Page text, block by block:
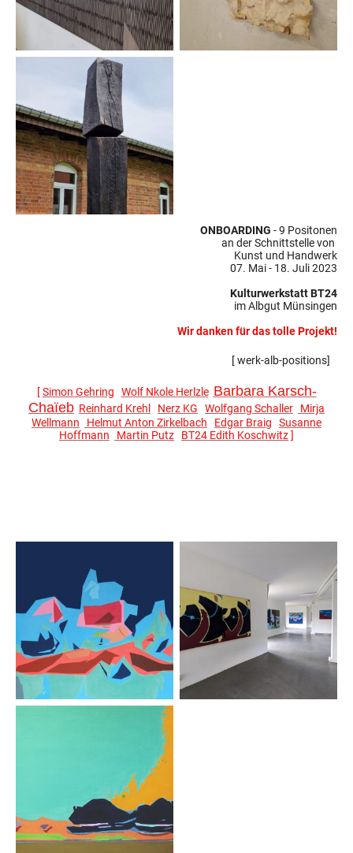
ONBOARDING - 9 Positonen
an der Schnittstelle von
Kunst und Handwerk
07. Mai - 18. Juli 2023
Kulturwerkstatt BT24
im Albgut Münsingen
Wir danken für das tolle Projekt!
[ werk-alb-positions]
[Simon Gehring Wolf Nkole Herlzle Barbara Karsch-
Chaïeb Reinhard Krehl Nerz KG Wolfgang Schaller
Mirja
Wellmann
Helmut Anton Zirkelbach Edgar Braig
Susanne
Hoffmann
Martin Putz BT24 Edith Koschwitz]